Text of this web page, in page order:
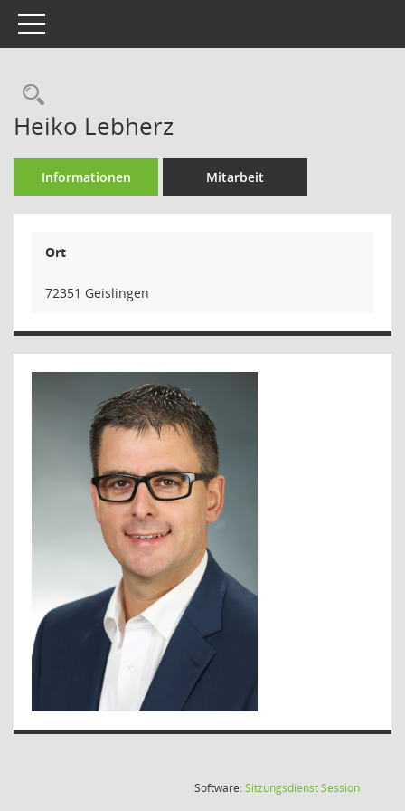
Toggle navigation
Rechercheauswahl
Heiko Lebherz
Informationen Mitarbeit
Ort
72351 Geislingen
Software:SitzungsdienstSession(Wird in